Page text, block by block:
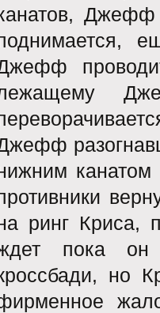
Джефф
канатом
ринг Криса,
пока он
но